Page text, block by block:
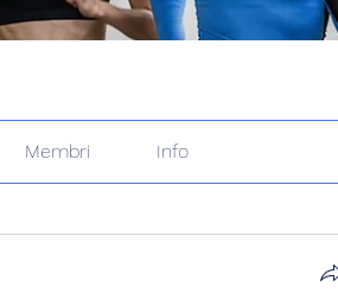
Membri Info